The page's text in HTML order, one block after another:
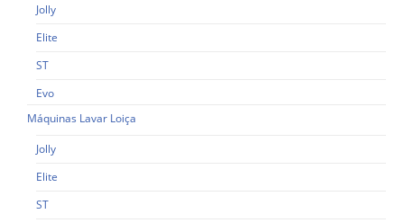
Jolly
Elite
ST
Evo
Máquinas Lavar Loiça
Jolly
Elite
ST